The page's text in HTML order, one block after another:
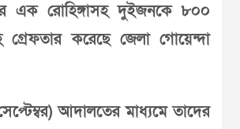
এক রোহিঙ্গাসহ দুইজনকে ৮০০
গ্রেফতার করেছে জেলা গোয়েন্দা
আদালতের মাধ্যমে তাদের